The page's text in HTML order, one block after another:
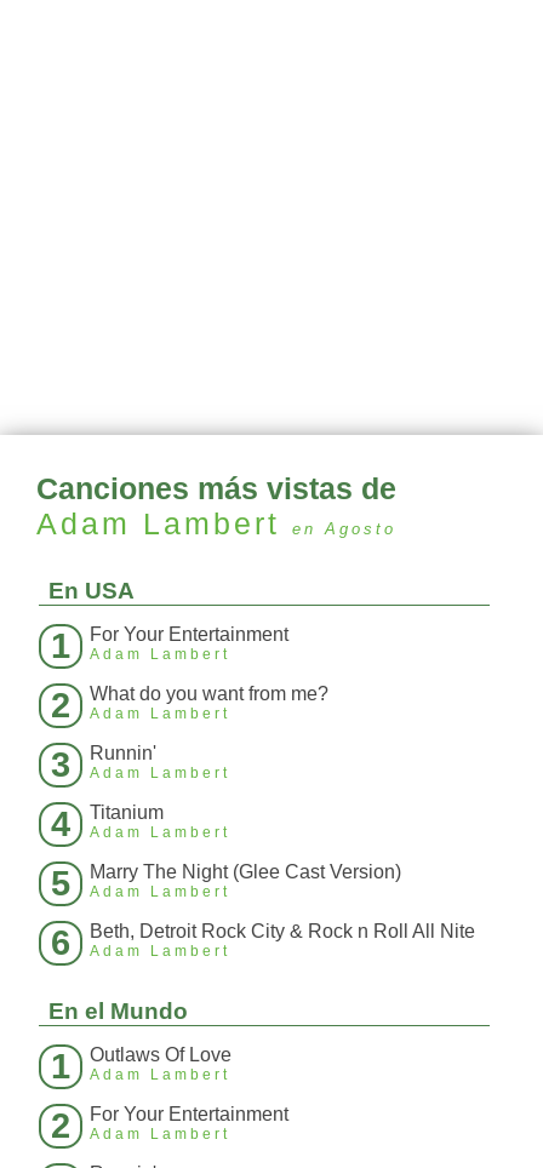
Canciones más vistas de
Adam Lambert
en Agosto
En USA
1 For Your Entertainment
Adam Lambert
2 What do you want from me?
Adam Lambert
3 Runnin'
Adam Lambert
4 Titanium
Adam Lambert
5 Marry The Night (Glee Cast Version)
Adam Lambert
6 Beth, Detroit Rock City & Rock n Roll All Nite
Adam Lambert
En el Mundo
1 Outlaws Of Love
Adam Lambert
2 For Your Entertainment
Adam Lambert